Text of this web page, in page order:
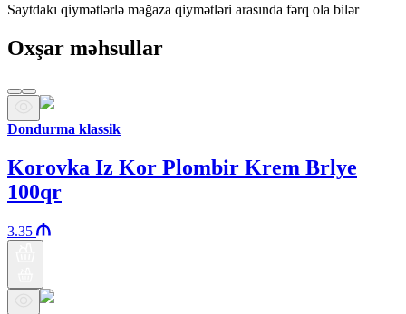
Saytdakı qiymətlərlə mağaza qiymətləri arasında fərq ola bilər
Oxşar məhsullar
Dondurma klassik
Korovka Iz Kor Plombir Krem Brlye
100qr
3.35